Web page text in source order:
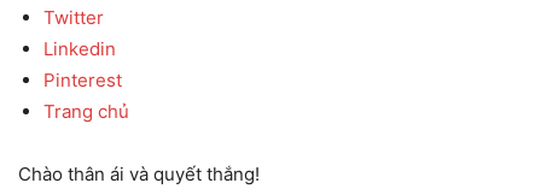
Twitter
Linkedin
Pinterest
Trang chủ
Chào thân ái và quyết thắng!